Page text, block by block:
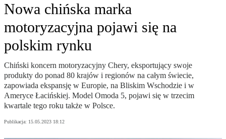
Nowa chińska marka
motoryzacyjna pojawi się na
polskim rynku
Chiński koncern motoryzacyjny Chery, eksportujący swoje
produkty do ponad 80 krajów i regionów na całym świecie,
zapowiada ekspansję w Europie, na Bliskim Wschodzie i w
Ameryce Łacińskiej. Model Omoda 5, pojawi się w trzecim
kwartale tego roku także w Polsce.
Publikacja: 15.05.2023 18:12